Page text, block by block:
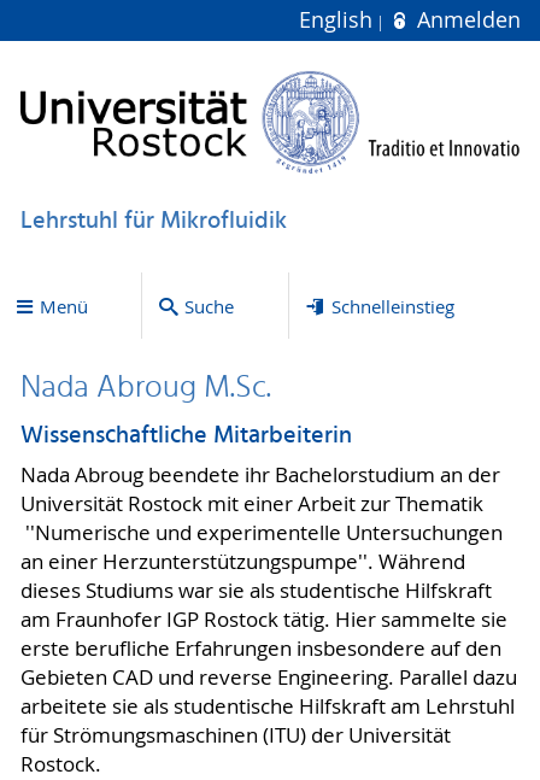
English Anmelden
Lehrstuhl für Mikrofluidik
Menü Suche Schnelleinstieg
Nada Abroug M.Sc.
Wissenschaftliche Mitarbeiterin
Nada Abroug beendete ihr Bachelorstudium an der
Universität Rostock mit einer Arbeit zur Thematik
''Numerische und experimentelle Untersuchungen
an einer Herzunterstützungspumpe''. Während
dieses Studiums war sie als studentische Hilfskraft
am Fraunhofer IGP Rostock tätig. Hier sammelte sie
erste berufliche Erfahrungen insbesondere auf den
Gebieten CAD und reverse Engineering. Parallel dazu
arbeitete sie als studentische Hilfskraft am Lehrstuhl
für Strömungsmaschinen (ITU) der Universität
Rostock.